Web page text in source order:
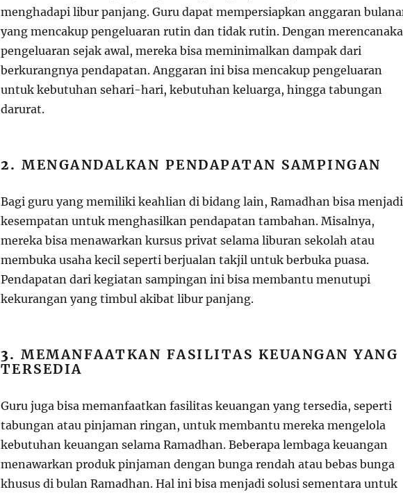
menghadapi libur panjang. Guru dapat mempersiapkan anggaran
yang mencakup pengeluaran rutin dan tidak rutin. Dengan
pengeluaran sejak awal, mereka bisa meminimalkan dampak dari
berkurangnya pendapatan. Anggaran ini bisa mencakup pengeluaran
untuk kebutuhan sehari-hari, kebutuhan keluarga, hingga tabungan
darurat.
2.MENGANDALKAN PENDAPATAN SAMPINGAN
Bagi guru yang memiliki keahlian di bidang lain, Ramadhan bisa menjadi
kesempatan untuk menghasilkan pendapatan tambahan. Misalnya,
mereka bisa menawarkan kursus privat selama liburan sekolah atau
membuka usaha kecil seperti berjualan takjil untuk berbuka puasa.
Pendapatan dari kegiatan sampingan ini bisa membantu menutupi
kekurangan yang timbul akibat libur panjang.
3.MEMANFAATKAN FASILITAS KEUANGAN YANG
TERSEDIA
Guru juga bisa memanfaatkan fasilitas keuangan yang tersedia, seperti
tabungan atau pinjaman ringan, untuk membantu mereka mengelola
kebutuhan keuangan selama Ramadhan. Beberapa lembaga keuangan
menawarkan produk pinjaman dengan bunga rendah atau bebas bunga
khusus di bulan Ramadhan. Hal ini bisa menjadi solusi sementara untuk